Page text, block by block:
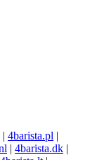
| 4barista.pl |
| 4barista.dk |